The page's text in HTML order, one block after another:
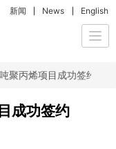
新闻 News English
聚丙烯项目成功签约
成功签约